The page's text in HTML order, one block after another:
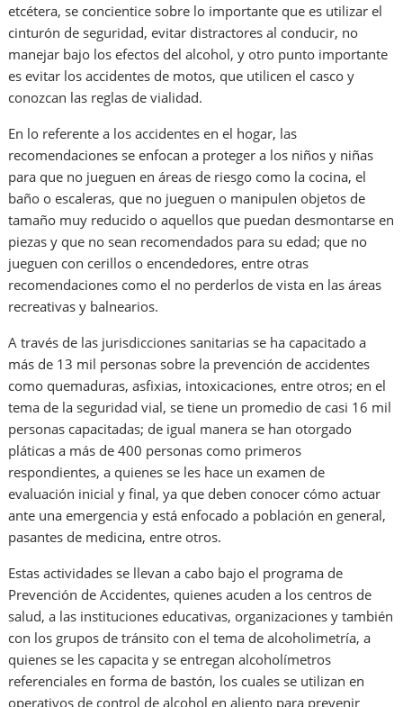
etcétera, se concientice sobre lo importante que es utilizar el
cinturón de seguridad, evitar distractores al conducir, no
manejar bajo los efectos del alcohol, y otro punto importante
es evitar los accidentes de motos, que utilicen el casco y
conozcan las reglas de vialidad.
En lo referente a los accidentes en el hogar, las
recomendaciones se enfocan a proteger a los niños y niñas
para que no jueguen en áreas de riesgo como la cocina, el
baño o escaleras, que no jueguen o manipulen objetos de
tamaño muy reducido o aquellos que puedan desmontarse en
piezas y que no sean recomendados para su edad; que no
jueguen con cerillos o encendedores, entre otras
recomendaciones como el no perderlos de vista en las áreas
recreativas y balnearios.
A través de las jurisdicciones sanitarias se ha capacitado a
más de 13 mil personas sobre la prevención de accidentes
como quemaduras, asfixias, intoxicaciones, entre otros; en el
tema de la seguridad vial, se tiene un promedio de casi 16 mil
personas capacitadas; de igual manera se han otorgado
pláticas a más de 400 personas como primeros
respondientes, a quienes se les hace un examen de
evaluación inicial y final, ya que deben conocer cómo actuar
ante una emergencia y está enfocado a población en general,
pasantes de medicina, entre otros.
Estas actividades se llevan a cabo bajo el programa de
Prevención de Accidentes, quienes acuden a los centros de
salud, a las instituciones educativas, organizaciones y también
con los grupos de tránsito con el tema de alcoholimetría, a
quienes se les capacita y se entregan alcoholímetros
referenciales en forma de bastón, los cuales se utilizan en
operativos de control de alcohol en aliento para prevenir